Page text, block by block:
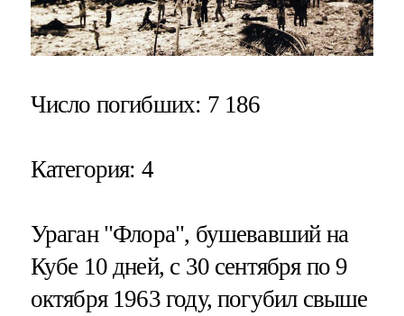
Число погибших: 7 186
Категория: 4
Ураган "Флора", бушевавший на
Кубе 10 дней, с 30 сентября по 9
октября 1963 году, погубил свыше